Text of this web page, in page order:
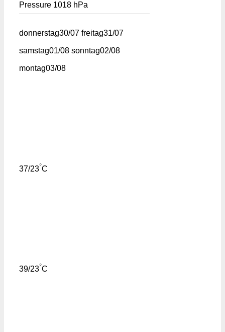
Pressure 1018 hPa
donnerstag30/07 freitag31/07
samstag01/08 sonntag02/08
montag03/08
37/23°C
39/23°C